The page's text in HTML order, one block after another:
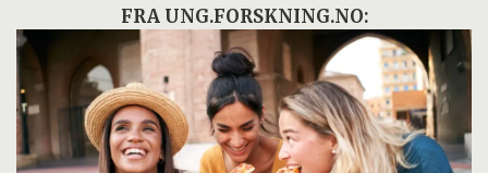
FRA UNG.FORSKNING.NO: